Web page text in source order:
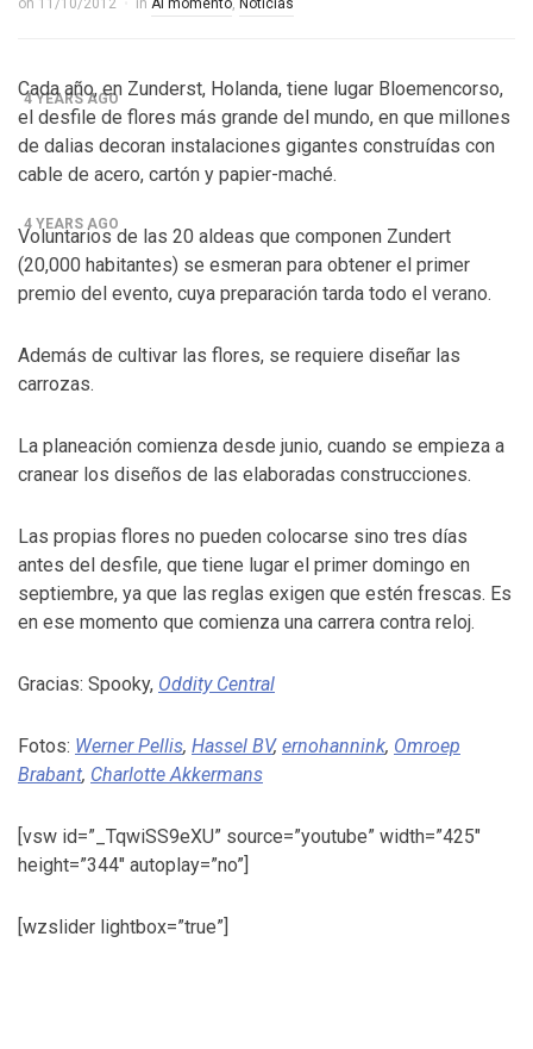
Control del Senado EUA en juego en 2da vuelta
4 YEARS AGO
¡Finalmente! Cámara de Representantes obtiene
declaraciones de impuestos de Donald Trump
4 YEARS AGO
¡Culpable! Jurado en Washington D.C. falla en contra
Steward Rhodes, fundador de violento, grupo
paramilitar
on 11/10/2012 in Al momento, Noticias
Cada año, en Zunderst, Holanda, tiene lugar Bloemencorso,
el desfile de flores más grande del mundo, en que millones
de dalias decoran instalaciones gigantes construídas con
cable de acero, cartón y papier-maché.
Voluntarios de las 20 aldeas que componen Zundert
(20,000 habitantes) se esmeran para obtener el primer
premio del evento, cuya preparación tarda todo el verano.
Además de cultivar las flores, se requiere diseñar las
carrozas.
La planeación comienza desde junio, cuando se empieza a
cranear los diseños de las elaboradas construcciones.
Las propias flores no pueden colocarse sino tres días
antes del desfile, que tiene lugar el primer domingo en
septiembre, ya que las reglas exigen que estén frescas. Es
en ese momento que comienza una carrera contra reloj.
Gracias: Spooky, Oddity Central
Fotos: Werner Pellis, Hassel BV, ernohannink, Omroep
Brabant, Charlotte Akkermans
[vsw id=”_TqwiSS9eXU” source=”youtube” width=”425″
height=”344″ autoplay=”no”]
[wzslider lightbox=”true”]